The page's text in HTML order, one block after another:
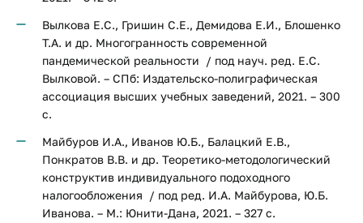
Вылкова Е.С., Гришин С.Е., Демидова Е.И., Блошенко
Т.А. и др. Многогранность современной
пандемической реальности / под науч. ред. Е.С.
Вылковой. – СПб: Издательско-полиграфическая
ассоциация высших учебных заведений, 2021. – 300
с.
Майбуров И.А., Иванов Ю.Б., Балацкий Е.В.,
Понкратов В.В. и др. Теоретико-методологический
конструктив индивидуального подоходного
налогообложения / под ред. И.А. Майбурова, Ю.Б.
Иванова. – М.: Юнити-Дана, 2021. – 327 с.